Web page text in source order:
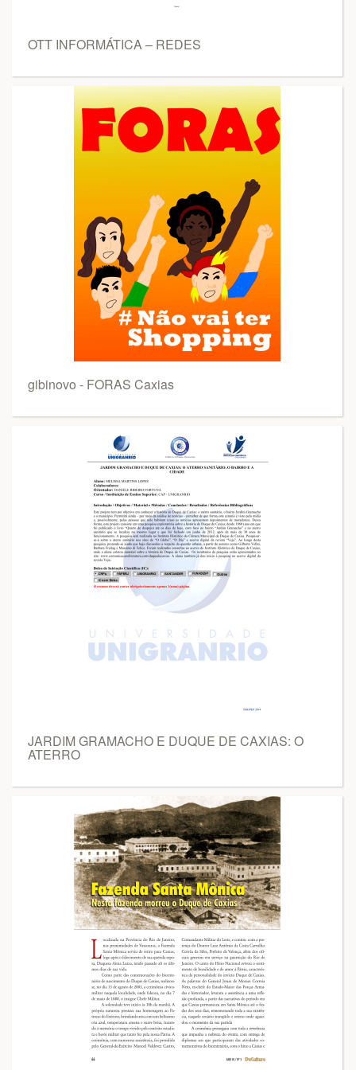
OTT INFORMÁTICA – REDES
gibinovo - FORAS Caxias
JARDIM GRAMACHO E DUQUE DE CAXIAS: O
ATERRO